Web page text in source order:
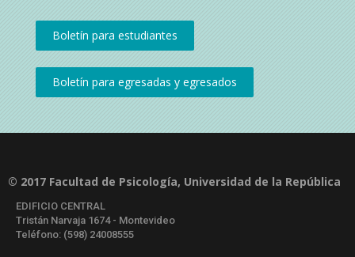
© 2017 Facultad de Psicología, Universidad de la República
EDIFICIO CENTRAL
Tristán Narvaja 1674 - Montevideo
Teléfono: (598) 24008555